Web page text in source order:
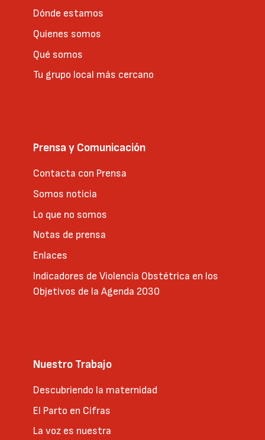
Dónde estamos
Quienes somos
Qué somos
Tu grupo local más cercano
Prensa y Comunicación
Contacta con Prensa
Somos noticia
Lo que no somos
Notas de prensa
Enlaces
Indicadores de Violencia Obstétrica en los
Objetivos de la Agenda 2030
Nuestro Trabajo
Descubriendo la maternidad
El Parto en Cifras
La voz es nuestra